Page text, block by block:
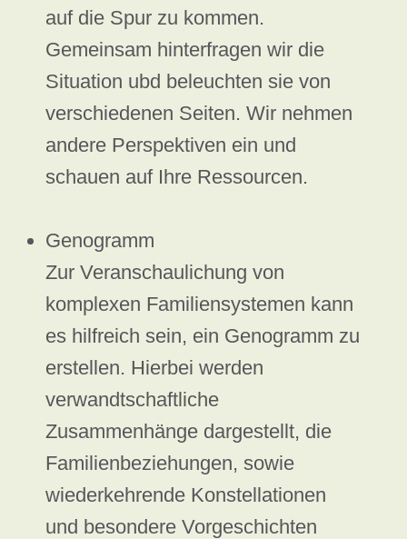
auf die Spur zu kommen.
Gemeinsam hinterfragen wir die
Situation ubd beleuchten sie von
verschiedenen Seiten. Wir nehmen
andere Perspektiven ein und
schauen auf Ihre Ressourcen.
Genogramm
Zur Veranschaulichung von
komplexen Familiensystemen kann
es hilfreich sein, ein Genogramm zu
erstellen. Hierbei werden
verwandtschaftliche
Zusammenhänge dargestellt, die
Familienbeziehungen, sowie
wiederkehrende Konstellationen
und besondere Vorgeschichten